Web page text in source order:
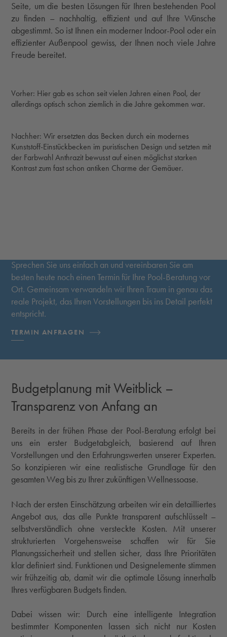
Seite, um die besten Lösungen für Ihren bestehenden Pool
zu finden – nachhaltig, effizient und auf Ihre Wünsche
abgestimmt. So ist Ihnen ein moderner Indoor-Pool oder ein
effizienter Außenpool gewiss, der Ihnen noch viele Jahre
Freude bereitet.
Vorher: Hier gab es schon seit vielen Jahren einen Pool, der
allerdings optisch schon ziemlich in die Jahre gekommen war.
Nachher: Wir ersetzten das Becken durch ein modernes
Kunststoff-Einstückbecken im puristischen Design und setzten mit
der Farbwahl Anthrazit bewusst auf einen möglichst starken
Kontrast zum fast schon antiken Charme der Gemäuer.
Sprechen Sie uns einfach an und vereinbaren Sie am
besten heute noch einen Termin für Ihre Pool-Beratung vor
Ort. Gemeinsam verwandeln wir Ihren Traum in genau das
reale Projekt, das Ihren Vorstellungen bis ins Detail perfekt
entspricht.
TERMIN ANFRAGEN
Budgetplanung mit Weitblick –
Transparenz von Anfang an
Bereits in der frühen Phase der Pool-Beratung erfolgt bei
uns ein erster Budgetabgleich, basierend auf Ihren
Vorstellungen und den Erfahrungswerten unserer Experten.
So konzipieren wir eine realistische Grundlage für den
gesamten Weg bis zu Ihrer zukünftigen Wellnessoase.
Nach der ersten Einschätzung arbeiten wir ein detailliertes
Angebot aus, das alle Punkte transparent aufschlüsselt –
selbstverständlich ohne versteckte Kosten. Mit unserer
strukturierten Vorgehensweise schaffen wir für Sie
Planungssicherheit und stellen sicher, dass Ihre Prioritäten
klar definiert sind. Funktionen und Designelemente stimmen
wir frühzeitig ab, damit wir die optimale Lösung innerhalb
Ihres verfügbaren Budgets finden.
Dabei wissen wir: Durch eine intelligente Integration
bestimmter Komponenten lassen sich nicht nur Kosten